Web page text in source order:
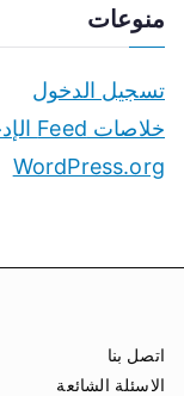
منوعات
تسجيل الدخول
خلاصات Feed الإدخالات
WordPress.org
اتصل بنا
الاسئلة الشائعة